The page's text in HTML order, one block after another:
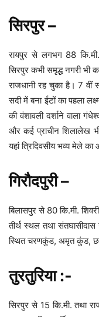
सिरपुर –
रायपुर से लगभग 88 कि.मी.
सिरपुर कभी समृद्ध नगरी भी
राजधानी रह चुका है। 7 वीं
सदी में बना ईटों का पहला
की वंशावली दर्शाने वाला
और कई प्राचीन शिलालेख भी
यहां त्रिदिवसीय भव्य मेले का
गिरौदपुरी –
बिलासपुर से 80 कि.मी.
तीर्थ स्थल तथा संतघासीदास
स्थित चरणकुंड, अमृत कुंड,
तुरतुरिया :-
सिरपुर से 15 कि.मी. तथा